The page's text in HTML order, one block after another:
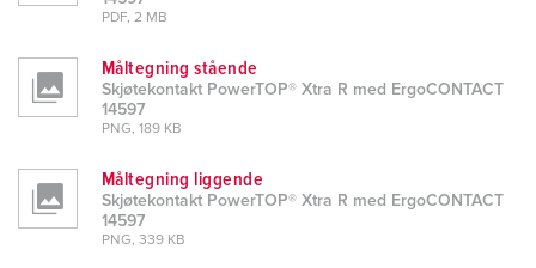
PDF, 2 MB
Måltegning stående
Skjøtekontakt PowerTOP® Xtra R med ErgoCONTACT
14597
PNG, 189 KB
Måltegning liggende
Skjøtekontakt PowerTOP® Xtra R med ErgoCONTACT
14597
PNG, 339 KB